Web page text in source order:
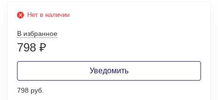
Нет в наличии
В избранное
798 ₽
Уведомить
798 руб.